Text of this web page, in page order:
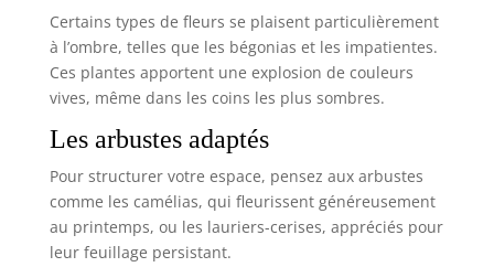
Certains types de fleurs se plaisent particulièrement
à l’ombre, telles que les bégonias et les impatientes.
Ces plantes apportent une explosion de couleurs
vives, même dans les coins les plus sombres.
Les arbustes adaptés
Pour structurer votre espace, pensez aux arbustes
comme les camélias, qui fleurissent généreusement
au printemps, ou les lauriers-cerises, appréciés pour
leur feuillage persistant.